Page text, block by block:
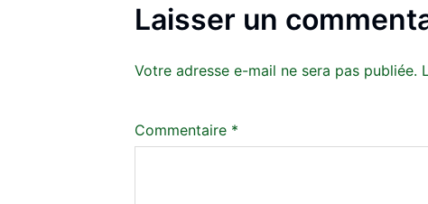
Laisser un
Votre adresse e-mail ne sera pas publiée.
Commentaire *